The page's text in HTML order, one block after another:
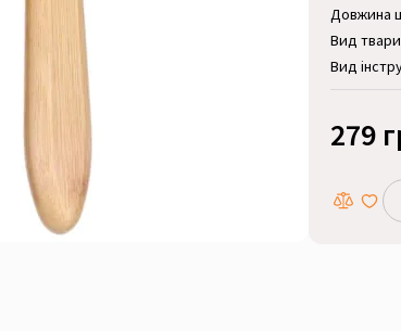
Довжина
Вид
Вид
279